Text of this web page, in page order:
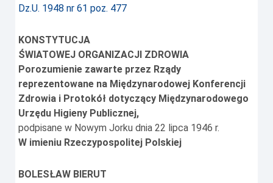
Dz.U. 1948 nr 61 poz. 477
KONSTYTUCJA
ŚWIATOWEJ ORGANIZACJI ZDROWIA
Porozumienie zawarte przez Rządy
reprezentowane na Międzynarodowej Konferencji
Zdrowia i Protokół dotyczący Międzynarodowego
Urzędu Higieny Publicznej,
podpisane w Nowym Jorku dnia 22 lipca 1946 r.
W imieniu Rzeczypospolitej Polskiej
BOLESŁAW BIERUT